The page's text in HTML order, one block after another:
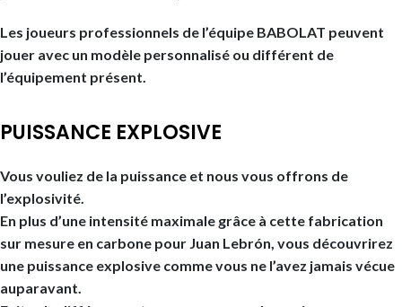
Les joueurs professionnels de l’équipe BABOLAT peuvent
jouer avec un modèle personnalisé ou différent de
l’équipement présent.
PUISSANCE EXPLOSIVE
Vous vouliez de la puissance et nous vous offrons de
l’explosivité.
En plus d’une intensité maximale grâce à cette fabrication
sur mesure en carbone pour Juan Lebrón, vous découvrirez
une puissance explosive comme vous ne l’avez jamais vécue
auparavant.